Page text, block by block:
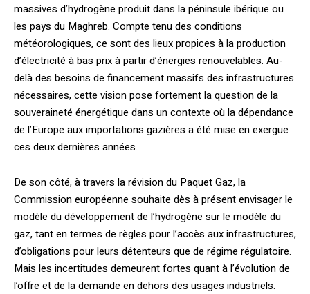
massives d’hydrogène produit dans la péninsule ibérique ou
les pays du Maghreb. Compte tenu des conditions
météorologiques, ce sont des lieux propices à la production
d’électricité à bas prix à partir d’énergies renouvelables. Au-
delà des besoins de financement massifs des infrastructures
nécessaires, cette vision pose fortement la question de la
souveraineté énergétique dans un contexte où la dépendance
de l’Europe aux importations gazières a été mise en exergue
ces deux dernières années.
De son côté, à travers la révision du Paquet Gaz, la
Commission européenne souhaite dès à présent envisager le
modèle du développement de l’hydrogène sur le modèle du
gaz, tant en termes de règles pour l’accès aux infrastructures,
d’obligations pour leurs détenteurs que de régime régulatoire.
Mais les incertitudes demeurent fortes quant à l’évolution de
l’offre et de la demande en dehors des usages industriels.